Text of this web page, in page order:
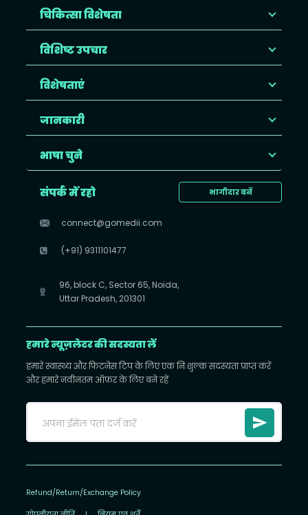
चिकित्सा विशेषता
विशिष्ट उपचार
विशेषताएं
जानकारी
भाषा चुने
भागीदार बनें
संपर्क में रहो
connect@gomedii.com
(+91) 9311101477
96, block C, Sector 65, Noida,
Uttar Pradesh, 201301
हमारे न्यूज़लेटर की सदस्यता लें
हमारे स्वास्थ्य और फिटनेस टिप के लिए एक निःशुल्क सदस्यता प्राप्त करें
और हमारे नवीनतम ऑफ़र के लिए बने रहें
Refund/Return/Exchange Policy